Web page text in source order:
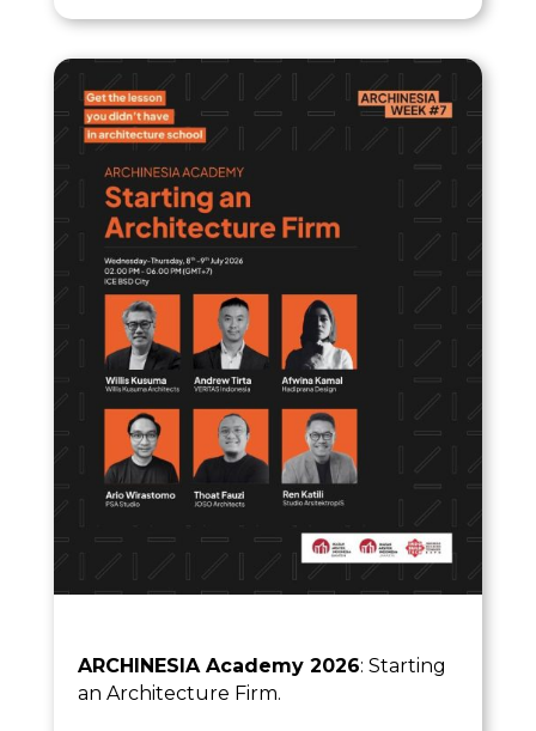
ARCHINESIA Academy 2026: Starting
an Architecture Firm.